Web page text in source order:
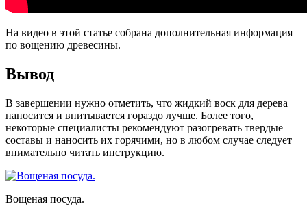
На видео в этой статье собрана дополнительная информация
по вощению древесины.
Вывод
В завершении нужно отметить, что жидкий воск для дерева
наносится и впитывается гораздо лучше. Более того,
некоторые специалисты рекомендуют разогревать твердые
составы и наносить их горячими, но в любом случае следует
внимательно читать инструкцию.
Вощеная посуда.